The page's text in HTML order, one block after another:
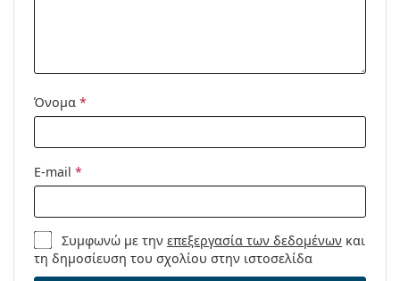
Όνομα *
E-mail *
Συμφωνώ με τηνεπεξεργασία των δεδομένων και
τη δημοσίευση του σχολίου στην ιστοσελίδα